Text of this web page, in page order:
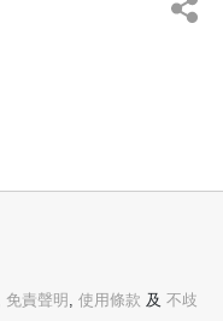
免責聲明 , 使用條款 及 不歧